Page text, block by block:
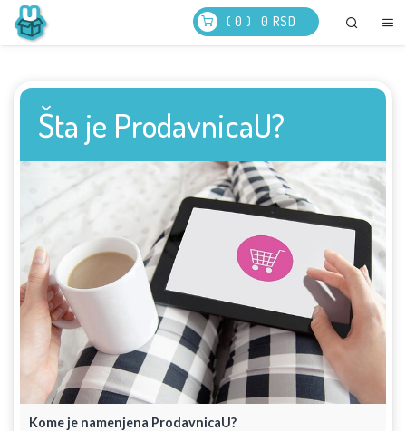
( 0 ) 0 RSD
Šta je ProdavnicaU?
Kome je namenjena ProdavnicaU?